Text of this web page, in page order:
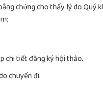
chứng cho thấy lý do Quý
chi tiết đăng ký hội thảo.
chuyến đi.